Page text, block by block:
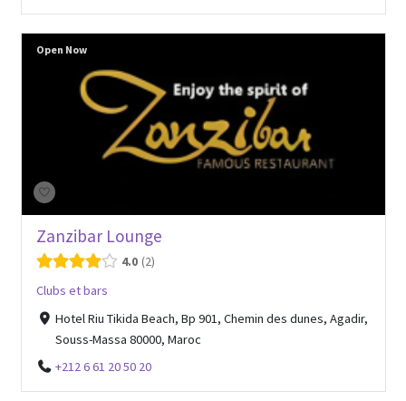
Zanzibar Lounge
4.0 2
Clubs et bars
Hotel Riu Tikida Beach, Bp 901, Chemin des dunes, Agadir,
Souss-Massa 80000, Maroc
+212 6 61 20 50 20
Open Now